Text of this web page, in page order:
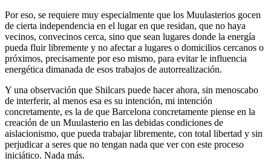
Por eso, se requiere muy especialmente que los Muulasterios gocen
de cierta independencia en el lugar en que residan, que no haya
vecinos, convecinos cerca, sino que sean lugares donde la energía
pueda fluir libremente y no afectar a lugares o domicilios cercanos o
próximos, precisamente por eso mismo, para evitar le influencia
energética dimanada de esos trabajos de autorrealización.
Y una observación que Shilcars puede hacer ahora, sin menoscabo
de interferir, al menos esa es su intención, mi intención
concretamente, es la de que Barcelona concretamente piense en la
creación de un Muulasterio en las debidas condiciones de
aislacionismo, que pueda trabajar libremente, con total libertad y sin
perjudicar a seres que no tengan nada que ver con este proceso
iniciático. Nada más.